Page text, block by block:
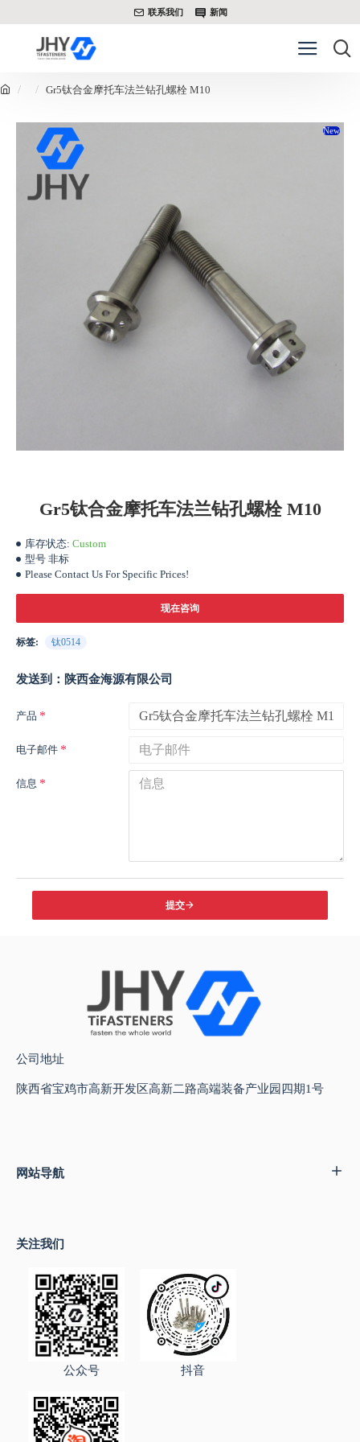
联系我们 新闻
Gr5钛合金摩托车法兰钻孔螺栓 M10
New
Gr5钛合金摩托车法兰钻孔螺栓 M10
库存状态: Custom
型号 非标
Please Contact Us For Specific Prices!
现在咨询
标签: 钛0514
发送到：陕西金海源有限公司
产品
电子邮件
信息
提交
公司地址
陕西省宝鸡市高新开发区高新二路高端装备产业园四期1号
网站导航
关注我们
公众号 抖音